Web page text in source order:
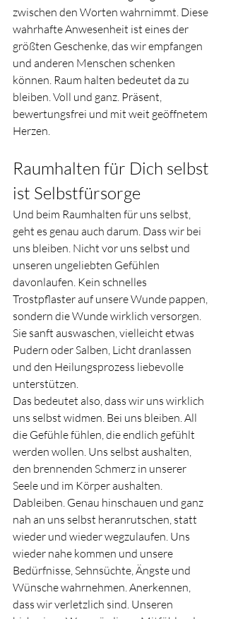
zwischen den Worten wahrnimmt. Diese
wahrhafte Anwesenheit ist eines der
größten Geschenke, das wir empfangen
und anderen Menschen schenken
können. Raum halten bedeutet da zu
bleiben. Voll und ganz. Präsent,
bewertungsfrei und mit weit geöffnetem
Herzen.
Raumhalten für Dich selbst
ist Selbstfürsorge
Und beim Raumhalten für uns selbst,
geht es genau auch darum. Dass wir bei
uns bleiben. Nicht vor uns selbst und
unseren ungeliebten Gefühlen
davonlaufen. Kein schnelles
Trostpflaster auf unsere Wunde pappen,
sondern die Wunde wirklich versorgen.
Sie sanft auswaschen, vielleicht etwas
Pudern oder Salben, Licht dranlassen
und den Heilungsprozess liebevolle
unterstützen.
Das bedeutet also, dass wir uns wirklich
uns selbst widmen. Bei uns bleiben. All
die Gefühle fühlen, die endlich gefühlt
werden wollen. Uns selbst aushalten,
den brennenden Schmerz in unserer
Seele und im Körper aushalten.
Dableiben. Genau hinschauen und ganz
nah an uns selbst heranrutschen, statt
wieder und wieder wegzulaufen. Uns
wieder nahe kommen und unsere
Bedürfnisse, Sehnsüchte, Ängste und
Wünsche wahrnehmen. Anerkennen,
dass wir verletzlich sind. Unseren